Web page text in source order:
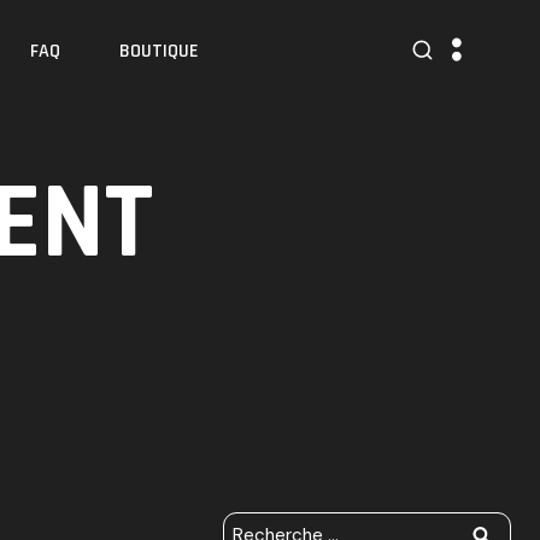
FAQ BOUTIQUE
R